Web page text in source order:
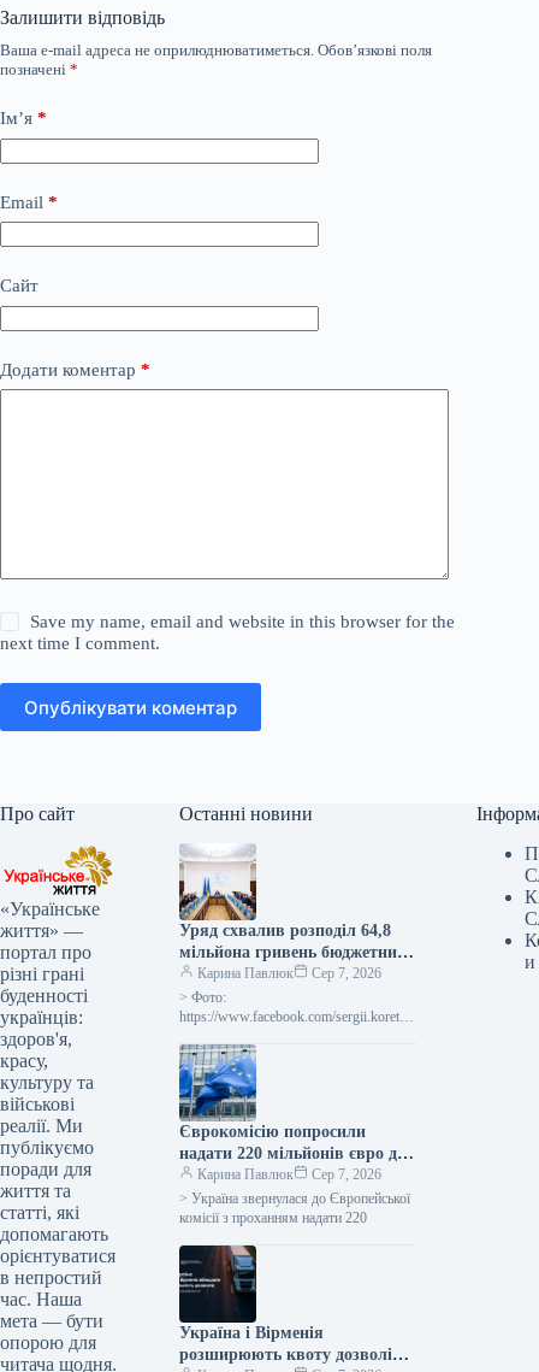
Залишити відповідь
Ваша e-mail адреса не оприлюднюватиметься. Обов’язкові поля
позначені *
Ім’я *
Email *
Сайт
Додати коментар *
Save my name, email and website in this browser for the
next time I comment.
Опублікувати коментар
Про сайт
«Українське
життя» —
портал про
різні грані
буденності
українців:
здоров'я,
красу,
культуру та
військові
реалії. Ми
публікуємо
поради для
життя та
статті, які
допомагають
орієнтуватися
в непростий
час. Наша
мета — бути
опорою для
читача щодня.
Останні новини
Уряд схвалив розподіл 64,8
мільйона гривень бюджетних
коштів для відновлення та
ліквідації наслідків бойових
дій.
Карина Павлюк
Сер 7, 2026
> Фото:
https://www.facebook.com/sergii.koretsk
виділення коштів, закладених у
державному бюджеті на 20
Єврокомісію попросили
надати 220 мільйонів євро для
допомоги українським
аграріям у зв’язку з
блокуванням портів.
Карина Павлюк
Сер 7, 2026
> Україна звернулася до Європейської
комісії з проханням надати 220
Україна і Вірменія
розширюють квоту дозволів
и